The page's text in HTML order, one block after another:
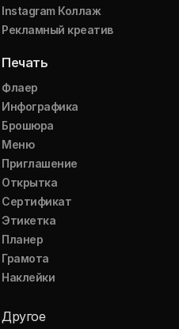
Instagram Коллаж
Рекламный креатив
Печать
Флаер
Инфографика
Брошюра
Меню
Приглашение
Открытка
Сертификат
Этикетка
Планер
Грамота
Наклейки
Другое